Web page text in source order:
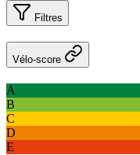
Filtres
Vélo-score
A
B
C
D
E